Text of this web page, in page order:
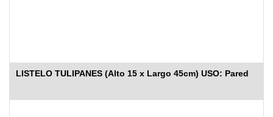
LISTELO TULIPANES (Alto 15 x Largo 45cm) USO: Pared